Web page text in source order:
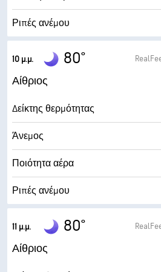
Νεφοκάλυψη
Ύψος νεφών
Ριπές ανέμου
Σημείο δρόσου
AccuLumen Brightness Index™
Νεφοκάλυψη
Ορατότητα
Ύψος νεφών
10 μ.μ. 80°
Αίθριος
Δείκτης θερμότητας
Άνεμος
Ποιότητα αέρα
Ριπές ανέμου
Σημείο δρόσου
11 μ.μ. 80°
Αίθριος